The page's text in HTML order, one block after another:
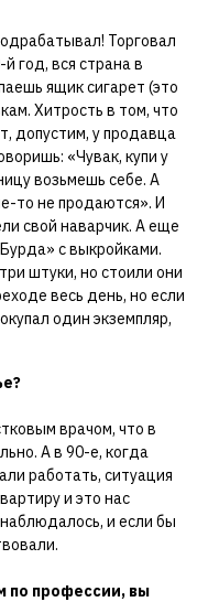
Торговал
год, вся страна в
ящик сигарет (это
Хитрость в том, что
допустим, у продавца
«Чувак, купи у
возьмешь себе. А
то не продаются». И
свой наварчик. А еще
с выкройками.
штуки, но стоили они
весь день, но если
один экземпляр,
врачом, что в
А в 90-е, когда
работать, ситуация
и это нас
и если бы
по профессии, вы